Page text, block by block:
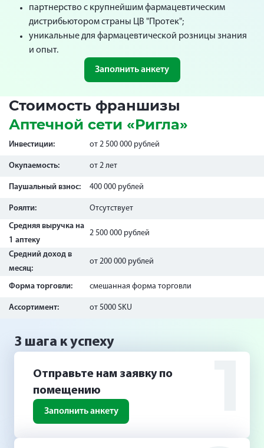
партнерство с крупнейшим фармацевтическим
дистрибьютором страны ЦВ "Протек";
уникальные для фармацевтической розницы знания
и опыт.
Заполнить анкету
Стоимость франшизы
Аптечной сети «Ригла»
Инвестиции: от 2 500 000 рублей
Окупаемость: от 2 лет
Паушальный взнос: 400 000 рублей
Роялти:
Отсутствует
Средняя выручка на
1 аптеку
2 500 000 рублей
Средний доход в
месяц:
от 200 000 рублей
Форма торговли: смешанная форма торговли
Ассортимент: от 5000 SKU
3 шага к успеху
Отправьте нам заявку по
помещению
Заполнить анкету